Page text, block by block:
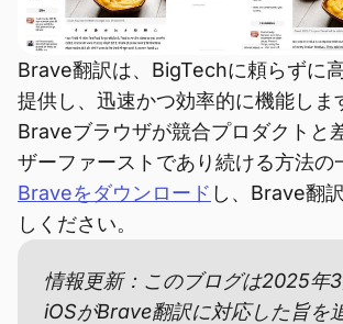
Brave翻訳は、BigTechに頼らずに
提供し、迅速かつ効率的に機能しま
Braveブラウザが競合プロダクトと
ザーファーストであり続ける方法の
Braveをダウンロード し、Brave翻
しください。
情報更新：このブログは2025年3
iOSがBrave翻訳に対応した旨を